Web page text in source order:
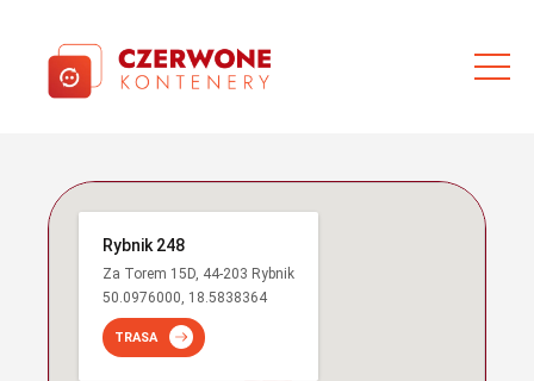
Rybnik 248
Za Torem 15D, 44-203 Rybnik
50.0976000, 18.5838364
TRASA